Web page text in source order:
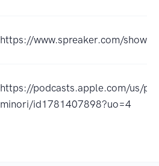
https://www.spreaker.com/show/
https://podcasts.apple.com/us/
minori/id1781407898?uo=4